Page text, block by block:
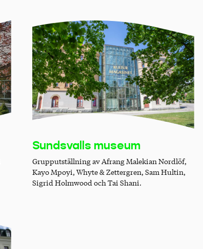
Sundsvalls museum
Grupputställning av Afrang Malekian Nordlöf,
Kayo Mpoyi, Whyte & Zettergren, Sam Hultin,
Sigrid Holmwood och Tai Shani.